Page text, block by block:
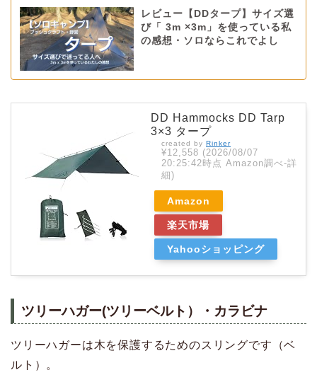
レビュー【DDタープ】サイズ選
び「 3m ×3m」を使っている私
の感想・ソロならこれでよし
DD Hammocks DD Tarp
3×3 タープ
created by Rinker
¥12,558 (2026/08/07
20:25:42時点 Amazon調べ-詳
細)
Amazon
楽天市場
Yahooショッピング
ツリーハガー(ツリーベルト） ・カラビナ
ツリーハガーは木を保護するためのスリングです（ベ
ルト）。